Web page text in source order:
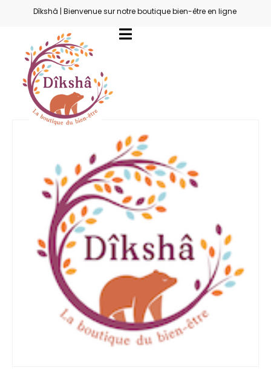
Dîkshâ | Bienvenue sur notre boutique bien-être en ligne